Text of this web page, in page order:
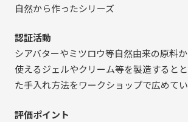
自然から作ったシリーズ
認証活動
シアバターやミツロウ等自然由来の原料
使えるジェルやクリーム等を製造するとと
た手入れ方法をワークショップで広めてい
評価ポイント